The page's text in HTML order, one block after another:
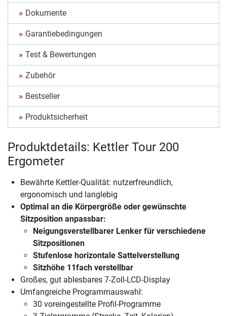
Dokumente
Garantiebedingungen
Test & Bewertungen
Zubehör
Bestseller
Produktsicherheit
Produktdetails: Kettler Tour 200
Ergometer
Bewährte Kettler-Qualität: nutzerfreundlich,
ergonomisch und langlebig
Optimal an die Körpergröße oder gewünschte
Sitzposition anpassbar:
Neigungsverstellbarer Lenker für verschiedene
Sitzpositionen
Stufenlose horizontale Sattelverstellung
Sitzhöhe 11fach verstellbar
Großes, gut ablesbares 7-Zoll-LCD-Display
Umfangreiche Programmauswahl:
30 voreingestellte Profil-Programme